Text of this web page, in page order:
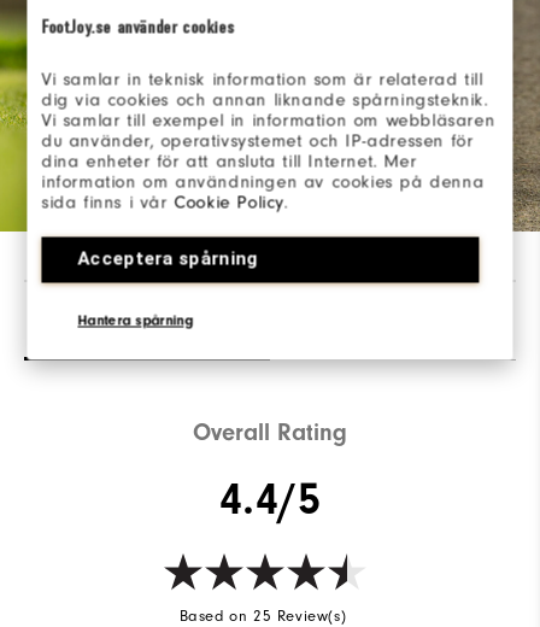
FootJoy.se använder cookies
Vi samlar in teknisk information som är relaterad till
dig via cookies och annan liknande spårningsteknik.
Vi samlar till exempel in information om webbläsaren
du använder, operativsystemet och IP-adressen för
dina enheter för att ansluta till Internet. Mer
information om användningen av cookies på denna
sida finns i vårCookie Policy.
Acceptera spårning
Hantera spårning
Avis (25)
Overall Rating
4.4/5
Based on 25 Review(s)